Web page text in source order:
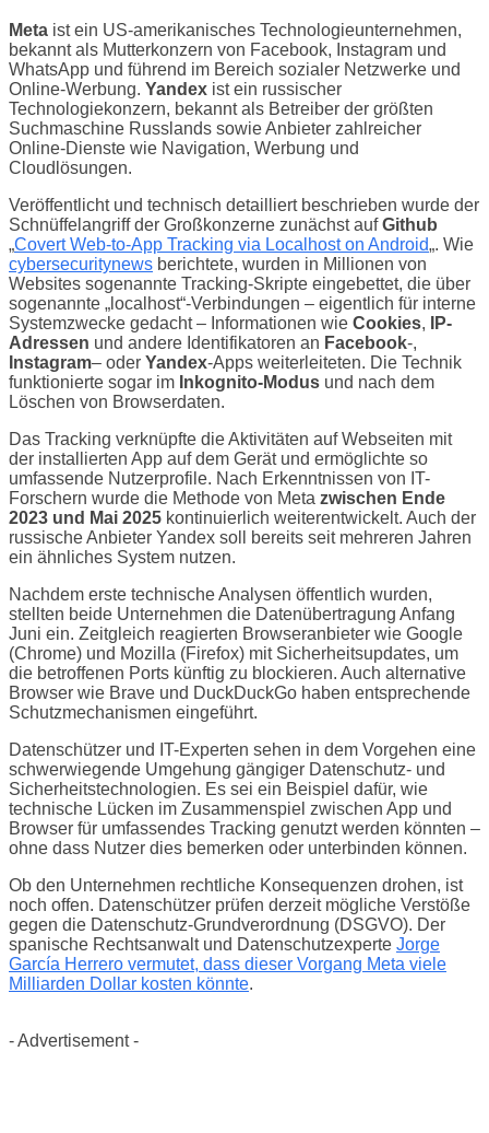
Meta ist ein US-amerikanisches Technologieunternehmen,
bekannt als Mutterkonzern von Facebook, Instagram und
WhatsApp und führend im Bereich sozialer Netzwerke und
Online-Werbung. Yandex ist ein russischer
Technologiekonzern, bekannt als Betreiber der größten
Suchmaschine Russlands sowie Anbieter zahlreicher
Online-Dienste wie Navigation, Werbung und
Cloudlösungen.
Veröffentlicht und technisch detailliert beschrieben wurde der
Schnüffelangriff der Großkonzerne zunächst aufGithub
„Covert Web-to-App Tracking via Localhost on Android„. Wie
cybersecuritynews berichtete, wurden in Millionen von
Websites sogenannte Tracking-Skripte eingebettet, die über
sogenannte „localhost“-Verbindungen – eigentlich für interne
Systemzwecke gedacht – Informationen wie Cookies,
IP-
Adressen und andere Identifikatoren an Facebook-,
Instagram– oder Yandex-Apps weiterleiteten. Die Technik
funktionierte sogar im Inkognito-Modus und nach dem
Löschen von Browserdaten.
Das Tracking verknüpfte die Aktivitäten auf Webseiten mit
der installierten App auf dem Gerät und ermöglichte so
umfassende Nutzerprofile. Nach Erkenntnissen von IT-
Forschern wurde die Methode von Meta zwischen Ende
2023 und Mai 2025 kontinuierlich weiterentwickelt. Auch der
russische Anbieter Yandex soll bereits seit mehreren Jahren
ein ähnliches System nutzen.
Nachdem erste technische Analysen öffentlich wurden,
stellten beide Unternehmen die Datenübertragung Anfang
Juni ein. Zeitgleich reagierten Browseranbieter wie Google
(Chrome) und Mozilla (Firefox) mit Sicherheitsupdates, um
die betroffenen Ports künftig zu blockieren. Auch alternative
Browser wie Brave und DuckDuckGo haben entsprechende
Schutzmechanismen eingeführt.
Datenschützer und IT-Experten sehen in dem Vorgehen eine
schwerwiegende Umgehung gängiger Datenschutz- und
Sicherheitstechnologien. Es sei ein Beispiel dafür, wie
technische Lücken im Zusammenspiel zwischen App und
Browser für umfassendes Tracking genutzt werden könnten –
ohne dass Nutzer dies bemerken oder unterbinden können.
Ob den Unternehmen rechtliche Konsequenzen drohen, ist
noch offen. Datenschützer prüfen derzeit mögliche Verstöße
gegen die Datenschutz-Grundverordnung (DSGVO). Der
spanische Rechtsanwalt und Datenschutzexperte Jorge
García Herrero vermutet, dass dieser Vorgang Meta viele
Milliarden Dollar kosten könnte.
- Advertisement -